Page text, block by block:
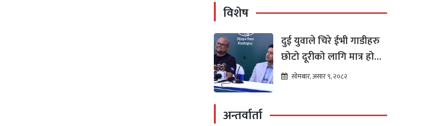
विशेष
दुई युवाले चिरे ईभी गाडीहरु
छोटो दूरीको लागि मात्र हो
भन्ने मान्यता
सोमबार, असार ९, २०८२
अन्तर्वार्ता